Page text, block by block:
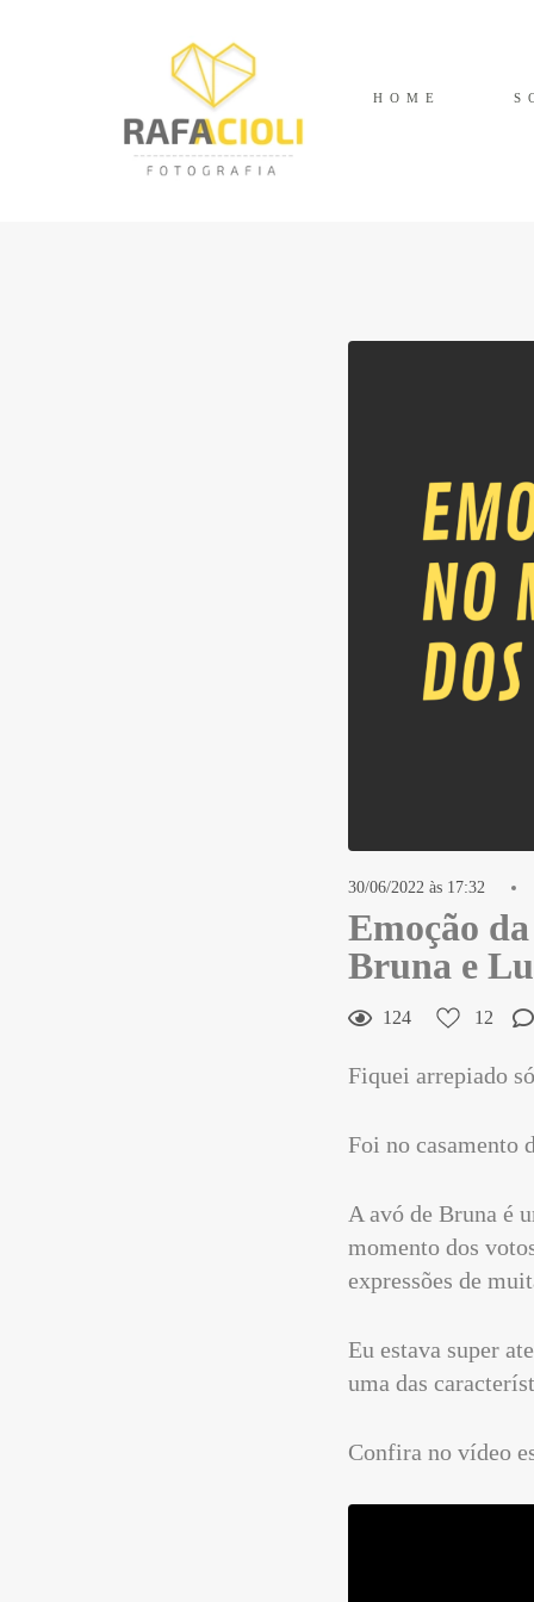
HOME
30/06/2022 às 17:32
Emoção
Bruna e
124 12
Fiquei arrepiado
Foi no casamento
A avó de Bruna é
momento dos
expressões de
Eu estava super
uma das
Confira no vídeo